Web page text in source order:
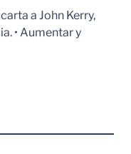
a John Kerry,
• Aumentar y